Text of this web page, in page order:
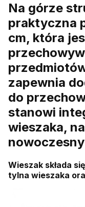
Na górze
praktyczna
cm, która
zapewnia
do
stanowi
wieszaka,
Wieszak składa
tylna wieszaka